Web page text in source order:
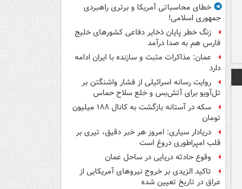
خطای محاسباتی آمریکا و برتری راهبردی
جمهوری اسلامی!
زنگ خطر پایان ذخایر دفاعی کشورهای خلیج
فارس هم به صدا درآمد
عمان: مذاکرات مثبت و سازنده با ایران ادامه
دارد
روایت رسانه اسرائیلی از فشار واشنگتن بر
تل‌آویو برای آتش‌بس و خلع سلاح حماس
سکه در آستانه بازگشت به کانال ۱۸۸ میلیون
تومان
دریادار سیاری: امروز هر خبر دقیق، تیری بر
قلب امپراطوری دروغ است
وقوع حادثه دریایی در ساحل عمان
تاکید الزیدی بر خروج نیروهای آمریکایی از
عراق در تاریخ تعیین شده